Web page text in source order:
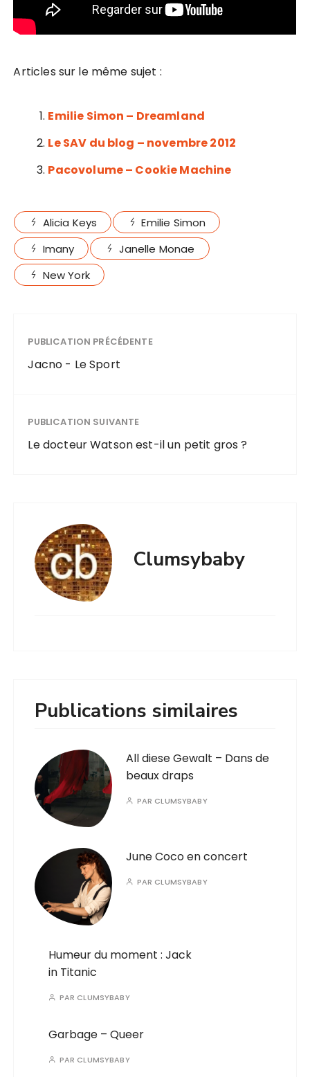
Articles sur le même sujet :
Emilie Simon – Dreamland
Le SAV du blog – novembre 2012
Pacovolume – Cookie Machine
Alicia Keys
Emilie Simon
Imany
Janelle Monae
New York
PUBLICATION PRÉCÉDENTE
Jacno - Le Sport
PUBLICATION SUIVANTE
Le docteur Watson est-il un petit gros ?
Clumsybaby
Publications similaires
All diese Gewalt – Dans de
beaux draps
PAR CLUMSYBABY
June Coco en concert
PAR CLUMSYBABY
Humeur du moment : Jack
in Titanic
PAR CLUMSYBABY
Garbage – Queer
PAR CLUMSYBABY